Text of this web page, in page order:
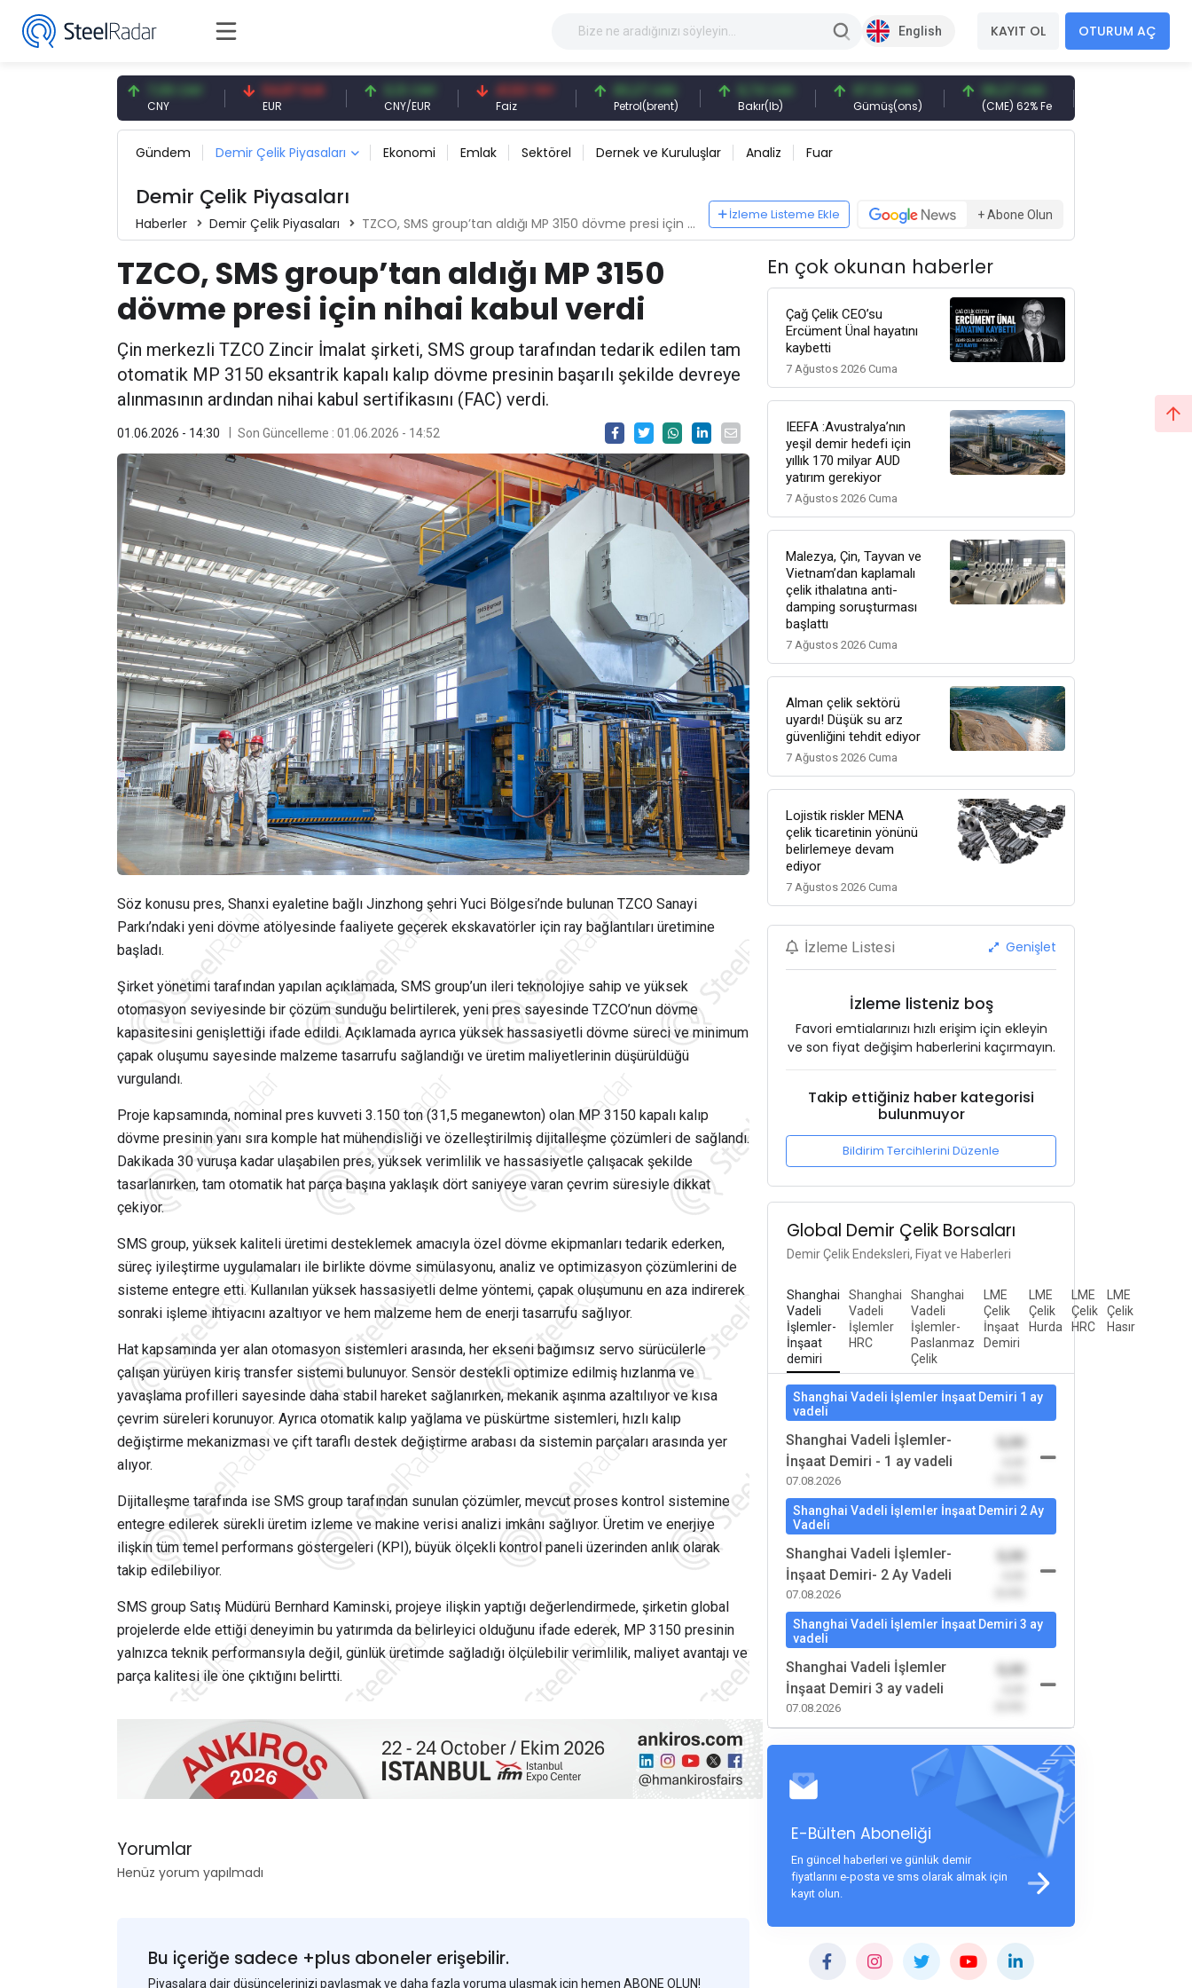
English KAYIT OL OTURUM AÇ
7,09 CNY 54,87 EUR
EUR
0,13 CNY
CNY/EUR
41,53 TRY
Faiz
83,27 USD
Petrol(brent)
6,74 USD
Bakır(lb)
97,32 USD
Gümüş(ons)
96,27 USD
(CME) 62% Fe
377,25 USD
Gemi Söküm
Gündem Demir Çelik Piyasaları Ekonomi Emlak Sektörel Dernek ve Kuruluşlar Analiz Fuar
Demir Çelik Piyasaları
Haberler Demir Çelik Piyasaları TZCO, SMS group’tan aldığı MP 3150 dövme presi için nihai kabul verdi
İzleme Listeme Ekle + Abone Olun
TZCO, SMS group’tan aldığı MP 3150
dövme presi için nihai kabul verdi
Çin merkezli TZCO Zincir İmalat şirketi, SMS group tarafından tedarik edilen tam
otomatik MP 3150 eksantrik kapalı kalıp dövme presinin başarılı şekilde devreye
alınmasının ardından nihai kabul sertifikasını (FAC) verdi.
01.06.2026 - 14:30 Son Güncelleme : 01.06.2026 - 14:52
Söz konusu pres, Shanxi eyaletine bağlı Jinzhong şehri Yuci Bölgesi’nde bulunan TZCO Sanayi
Parkı’ndaki yeni dövme atölyesinde faaliyete geçerek ekskavatörler için ray bağlantıları üretimine
başladı.
Şirket yönetimi tarafından yapılan açıklamada, SMS group’un ileri teknolojiye sahip ve yüksek
otomasyon seviyesinde bir çözüm sunduğu belirtilerek, yeni pres sayesinde TZCO’nun dövme
kapasitesini genişlettiği ifade edildi. Açıklamada ayrıca yüksek hassasiyetli dövme süreci ve minimum
çapak oluşumu sayesinde malzeme tasarrufu sağlandığı ve üretim maliyetlerinin düşürüldüğü
vurgulandı.
Proje kapsamında, nominal pres kuvveti 3.150 ton (31,5 meganewton) olan MP 3150 kapalı kalıp
dövme presinin yanı sıra komple hat mühendisliği ve özelleştirilmiş dijitalleşme çözümleri de sağlandı.
Dakikada 30 vuruşa kadar ulaşabilen pres, yüksek verimlilik ve hassasiyetle çalışacak şekilde
tasarlanırken, tam otomatik hat parça başına yaklaşık dört saniyeye varan çevrim süresiyle dikkat
çekiyor.
SMS group, yüksek kaliteli üretimi desteklemek amacıyla özel dövme ekipmanları tedarik ederken,
süreç iyileştirme uygulamaları ile birlikte dövme simülasyonu, analiz ve optimizasyon çözümlerini de
sisteme entegre etti. Kullanılan yüksek hassasiyetli delme yöntemi, çapak oluşumunu en aza indirerek
sonraki işleme ihtiyacını azaltıyor ve hem malzeme hem de enerji tasarrufu sağlıyor.
Hat kapsamında yer alan otomasyon sistemleri arasında, her ekseni bağımsız servo sürücülerle
çalışan yürüyen kiriş transfer sistemi bulunuyor. Sensör destekli optimize edilmiş hızlanma ve
yavaşlama profilleri sayesinde daha stabil hareket sağlanırken, mekanik aşınma azaltılıyor ve kısa
çevrim süreleri korunuyor. Ayrıca otomatik kalıp yağlama ve püskürtme sistemleri, hızlı kalıp
değiştirme mekanizması ve çift taraflı destek değiştirme arabası da sistemin parçaları arasında yer
alıyor.
Dijitalleşme tarafında ise SMS group tarafından sunulan çözümler, mevcut proses kontrol sistemine
entegre edilerek sürekli üretim izleme ve makine verisi analizi imkânı sağlıyor. Üretim ve enerjiye
ilişkin tüm temel performans göstergeleri (KPI), büyük ölçekli kontrol paneli üzerinden anlık olarak
takip edilebiliyor.
SMS group Satış Müdürü Bernhard Kaminski, projeye ilişkin yaptığı değerlendirmede, şirketin global
projelerde elde ettiği deneyimin bu yatırımda da belirleyici olduğunu ifade ederek, MP 3150 presinin
yalnızca teknik performansıyla değil, günlük üretimde sağladığı ölçülebilir verimlilik, maliyet avantajı ve
parça kalitesi ile öne çıktığını belirtti.
Yorumlar
Henüz yorum yapılmadı
Bu içeriğe sadece +plus aboneler erişebilir.
Piyasalara dair düşüncelerinizi paylaşmak ve daha fazla yoruma ulaşmak için hemen ABONE OLUN!
En çok okunan haberler
Çağ Çelik CEO’su
Ercüment Ünal hayatını
kaybetti
7 Ağustos 2026 Cuma
IEEFA :Avustralya’nın
yeşil demir hedefi için
yıllık 170 milyar AUD
yatırım gerekiyor
7 Ağustos 2026 Cuma
Malezya, Çin, Tayvan ve
Vietnam’dan kaplamalı
çelik ithalatına anti-
damping soruşturması
başlattı
7 Ağustos 2026 Cuma
Alman çelik sektörü
uyardı! Düşük su arz
güvenliğini tehdit ediyor
7 Ağustos 2026 Cuma
Lojistik riskler MENA
çelik ticaretinin yönünü
belirlemeye devam
ediyor
7 Ağustos 2026 Cuma
İzleme Listesi Genişlet
İzleme listeniz boş
Favori emtialarınızı hızlı erişim için ekleyin
ve son fiyat değişim haberlerini kaçırmayın.
Takip ettiğiniz haber kategorisi
bulunmuyor
Bildirim Tercihlerini Düzenle
Global Demir Çelik Borsaları
Demir Çelik Endeksleri, Fiyat ve Haberleri
Shanghai
Vadeli
İşlemler-
İnşaat
demiri
Shanghai
Vadeli
İşlemler
HRC
Shanghai
Vadeli
İşlemler-
Paslanmaz
Çelik
LME
Çelik
İnşaat
Demiri
LME
Çelik
Hurda
LME
Çelik
HRC
LME
Çelik
Hasır
Shanghai Vadeli İşlemler İnşaat Demiri 1 ay
vadeli
Shanghai Vadeli İşlemler-
İnşaat Demiri - 1 ay vadeli
07.08.2026
0,00
Shanghai Vadeli İşlemler İnşaat Demiri 2 Ay
Vadeli
Shanghai Vadeli İşlemler-
İnşaat Demiri- 2 Ay Vadeli
07.08.2026
0,00
Shanghai Vadeli İşlemler İnşaat Demiri 3 ay
vadeli
Shanghai Vadeli İşlemler
İnşaat Demiri 3 ay vadeli
07.08.2026
0,00
E-Bülten Aboneliği
En güncel haberleri ve günlük demir
fiyatlarını e-posta ve sms olarak almak için
kayıt olun.